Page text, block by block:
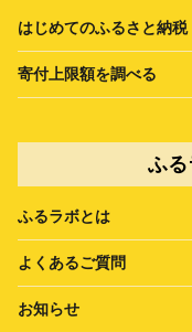
はじめてのふるさと納税
寄付上限額を調べる
ふる
ふるラボとは
よくあるご質問
お知らせ